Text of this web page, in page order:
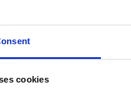
cookies
Lägg